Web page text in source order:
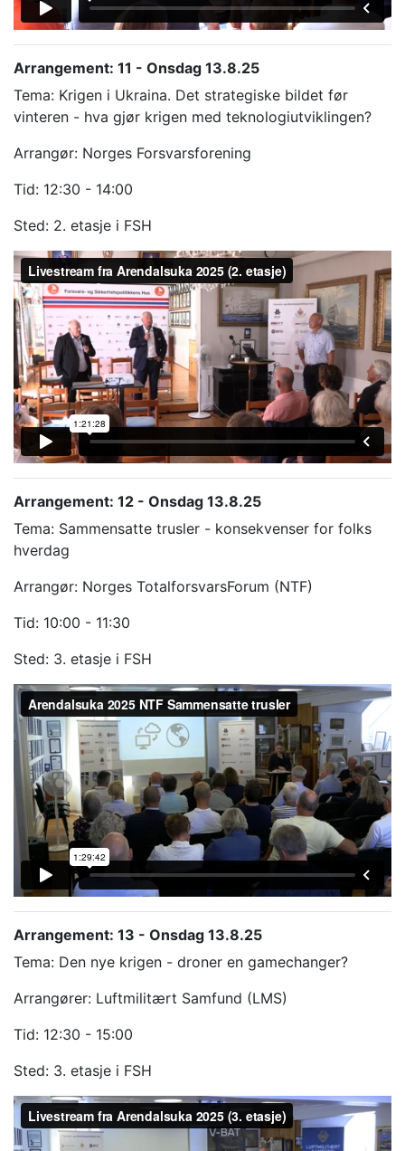
Arrangement: 11 - Onsdag 13.8.25
Tema: Krigen i Ukraina. Det strategiske bildet før
vinteren - hva gjør krigen med teknologiutviklingen?
Arrangør: Norges Forsvarsforening
Tid: 12:30 - 14:00
Sted: 2. etasje i FSH
Arrangement: 12 - Onsdag 13.8.25
Tema: Sammensatte trusler - konsekvenser for folks
hverdag
Arrangør: Norges TotalforsvarsForum (NTF)
Tid: 10:00 - 11:30
Sted: 3. etasje i FSH
Arrangement: 13 - Onsdag 13.8.25
Tema: Den nye krigen - droner en gamechanger?
Arrangører: Luftmilitært Samfund (LMS)
Tid: 12:30 - 15:00
Sted: 3. etasje i FSH